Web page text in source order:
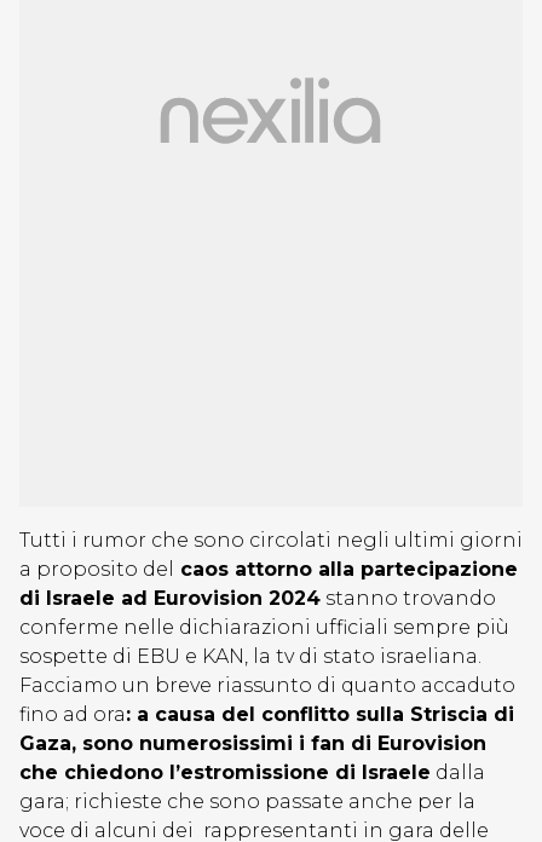
Tutti i rumor che sono circolati negli ultimi giorni
a proposito del
caos attorno alla partecipazione
di Israele ad Eurovision 2024 stanno trovando
conferme nelle dichiarazioni ufficiali sempre più
sospette di EBU e KAN, la tv di stato israeliana.
Facciamo un breve riassunto di quanto accaduto
fino ad ora: a causa del conflitto sulla Striscia di
Gaza, sono numerosissimi i fan di Eurovision
che chiedono l’estromissione di Israele dalla
gara; richieste che sono passate anche per la
voce di alcuni dei rappresentanti in gara delle